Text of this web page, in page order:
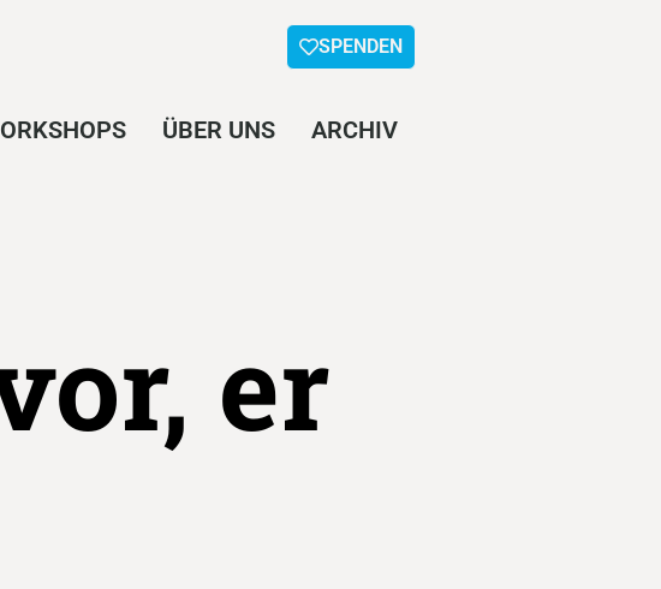
SPENDEN
ÜBER UNS ARCHIV
er